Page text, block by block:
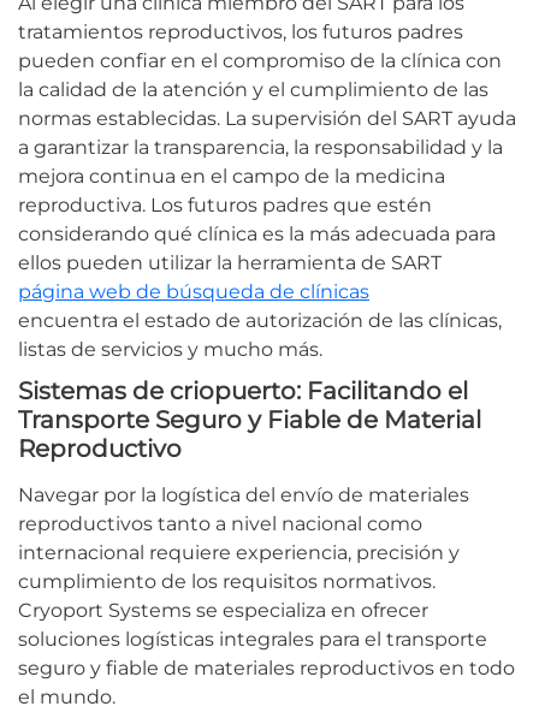
tratamientos reproductivos, los futuros padres
pueden confiar en el compromiso de la clínica con
la calidad de la atención y el cumplimiento de las
normas establecidas. La supervisión del SART ayuda
a garantizar la transparencia, la responsabilidad y la
mejora continua en el campo de la medicina
reproductiva. Los futuros padres que estén
considerando qué clínica es la más adecuada para
ellos pueden utilizar la herramienta de SART
página web de búsqueda de clínicas
encuentra el estado de autorización de las clínicas,
listas de servicios y mucho más.
Sistemas de criopuerto: Facilitando el
Transporte Seguro y Fiable de Material
Reproductivo
Navegar por la logística del envío de materiales
reproductivos tanto a nivel nacional como
internacional requiere experiencia, precisión y
cumplimiento de los requisitos normativos.
Cryoport Systems se especializa en ofrecer
soluciones logísticas integrales para el transporte
seguro y fiable de materiales reproductivos en todo
el mundo.